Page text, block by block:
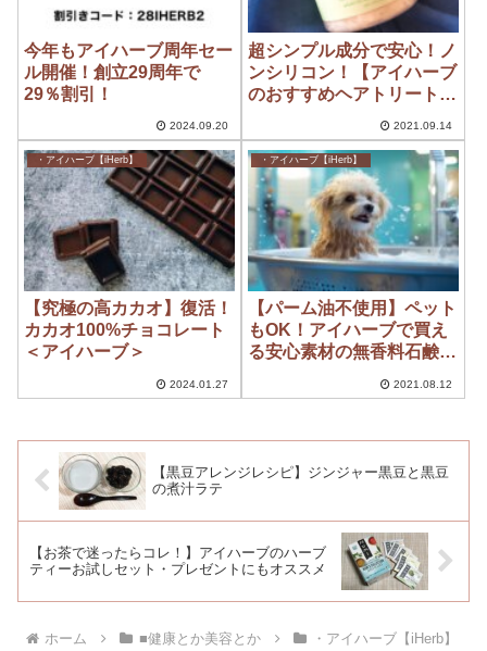
今年もアイハーブ周年セー
ル開催！創立29周年で
29％割引！
2024.09.20
超シンプル成分で安心！ノ
ンシリコン！【アイハーブ
のおすすめヘアトリートメ
2021.09.14
・アイハーブ【iHerb】
【究極の高カカオ】復活！
カカオ100%チョコレート
＜アイハーブ＞
2024.01.27
・アイハーブ【iHerb】
【パーム油不使用】ペット
もOK！アイハーブで買え
る安心素材の無香料石鹸6
2021.08.12
【黒豆アレンジレシピ】ジンジャー黒豆と黒豆
の煮汁ラテ
【お茶で迷ったらコレ！】アイハーブのハーブ
ティーお試しセット・プレゼントにもオススメ
ホーム ■健康とか美容とか ・アイハーブ【iHerb】